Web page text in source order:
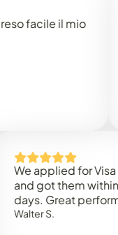
il mio
for Visa to
got them within 3
Great performance!
S.